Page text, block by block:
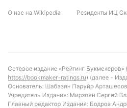
внимание на ставку «обе
результативным играм в
Пайсанду на домашнем поле.
остаётся открытым, что
результат менее
О нас на Wikipedia Резиденты ИЦ
Сетевое издание «Рейтинг Букмекеров»
https://bookmaker-ratings.ru) (далее -
Основатель: Шабазян Паруйр
Учредитель Издания: Мирзоян Сергей
Главный редактор Издания: Бодров